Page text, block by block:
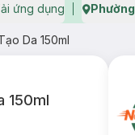
ứng dụng
Da 150ml
150ml